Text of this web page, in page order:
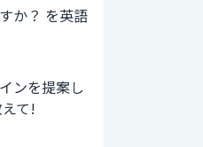
か？ を英語
ンを提案し
て!